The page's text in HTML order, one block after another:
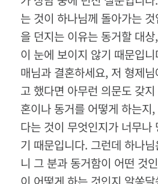
는 것이 하나님께 돌아가는
을 던지는 이유는 동거할 대
이 눈에 보이지 않기 때문입
매님과 결혼하세요, 저 형제
고 했다면 아무런 의문도 갖
혼이나 동거를 어떻게 하는지
다는 것이 무엇인지가 너무나
기 때문입니다. 그런데 하나
니 그 분과 동거함이 어떤 것
이 어떻게 하는 것인지 알쏭